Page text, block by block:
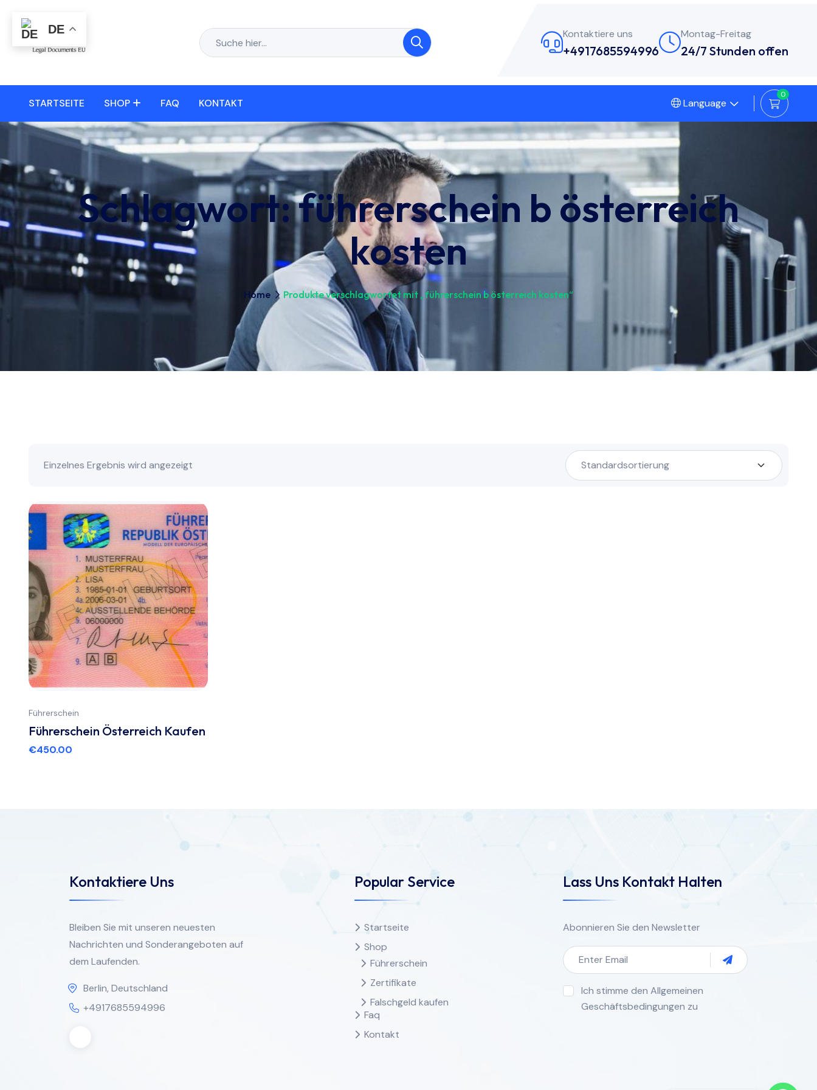
Kontaktiere uns
+4917685594996
Montag-Freitag
24/7 Stunden offen
STARTSEITE SHOP FAQ KONTAKT Language
0
Schlagwort:führerschein b österreich
kosten
Home Produkte verschlagwortet mit „führerschein b österreich kosten“
Einzelnes Ergebnis wird angezeigt
Führerschein
Führerschein Österreich Kaufen
€450.00
Kontaktiere Uns
Bleiben Sie mit unseren neuesten
Nachrichten und Sonderangeboten auf
dem Laufenden.
Berlin, Deutschland
+4917685594996
Popular Service
Startseite
Shop
Führerschein
Zertifikate
Falschgeld kaufen
Faq
Kontakt
Lass Uns Kontakt Halten
Abonnieren Sie den Newsletter
Ich stimme den Allgemeinen
Geschäftsbedingungen zu
DE